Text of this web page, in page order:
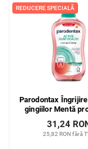
REDUCERE SPECIALĂ
Parodontax
gingiilor Mentă
25,82 RON fără
31,24